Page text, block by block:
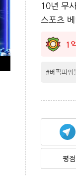
10년 무
스포츠
1
#베픽파워
평